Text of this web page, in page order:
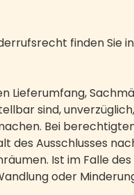
finden Sie
Lieferumfang,
sind,
Bei
des Ausschlusses
Ist im Falle
oder